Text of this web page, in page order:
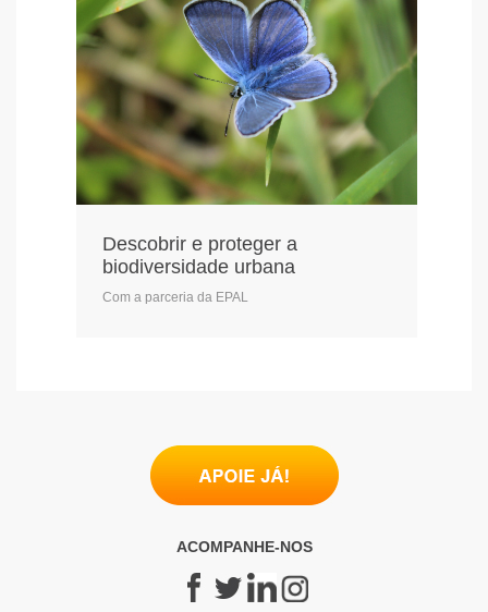
Descobrir e proteger a
biodiversidade urbana
Com a parceria da EPAL
ACOMPANHE-NOS